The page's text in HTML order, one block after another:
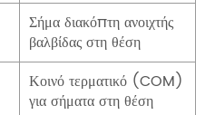
Σήμα διακόπτη ανοιχτής
βαλβίδας στη θέση
Κοινό τερματικό (COM)
για σήματα στη θέση